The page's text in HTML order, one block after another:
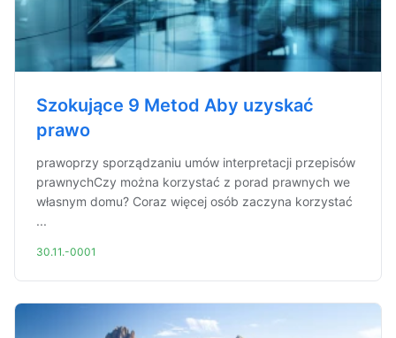
Szokujące 9 Metod Aby uzyskać
prawo
prawoprzy sporządzaniu umów interpretacji przepisów
prawnychCzy można korzystać z porad prawnych we
własnym domu? Coraz więcej osób zaczyna korzystać
...
30.11.-0001